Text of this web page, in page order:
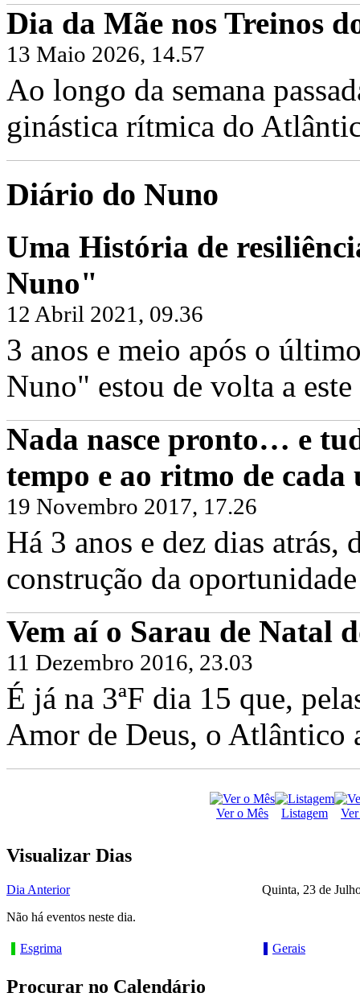
Dia da Mãe nos Treinos
13 Maio 2026, 14.57
Ao longo da semana
ginástica rítmica do
Diário do Nuno
Uma História de
Nuno"
12 Abril 2021, 09.36
3 anos e meio após o
Nuno" estou de volta a este
Nada nasce pronto… e
tempo e ao ritmo de cada
19 Novembro 2017, 17.26
Há 3 anos e dez dias atrás,
construção da
Vem aí o Sarau de Natal
11 Dezembro 2016, 23.03
É já na 3ªF dia 15 que,
Amor de Deus, o Atlântico
Ver o Mês Listagem
Visualizar Dias
Dia Anterior
Quinta, 23 de
Não há eventos neste dia.
Esgrima Gerais
Procurar no Calendário